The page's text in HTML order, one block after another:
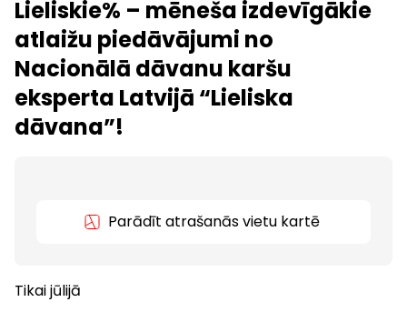
Lieliskie% – mēneša izdevīgākie
atlaižu piedāvājumi no
Nacionālā dāvanu karšu
eksperta Latvijā “Lieliska
dāvana”!
Parādīt atrašanās vietu kartē
Tikai jūlijā